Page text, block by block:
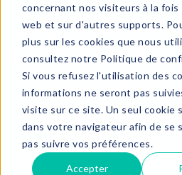
concernant nos visiteurs à la fois
web et sur d'autres supports.
plus sur les cookies que nous
consultez notre Politique de
Si vous refusez l'utilisation des
informations ne seront pas
visite sur ce site. Un seul cookie
dans votre navigateur afin de se
pas suivre vos préférences.
Accepter
stimuler
de